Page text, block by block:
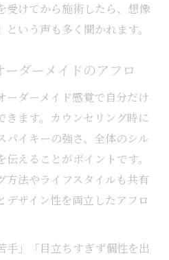
受けてから施術したら、想像
いう声も多く聞かれます。
ダーメイドのアフロ
ーダーメイド感覚で自分だけ
きます。カウンセリング時に
パイキーの強さ、全体のシル
えることがポイントです。
方法やライフスタイルも共有
デザイン性を両立したアフロ
手」「目立ちすぎず個性を出